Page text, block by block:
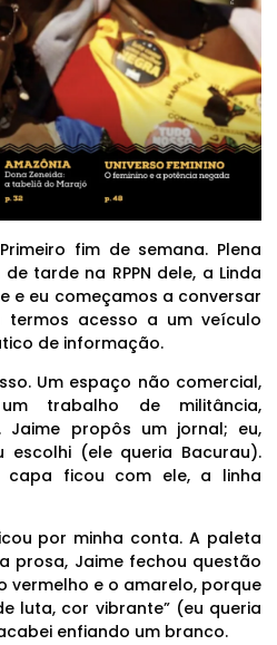
fim de semana. Plena
tarde na RPPN dele, a Linda
e eu começamos a conversar
acesso a um veículo
de informação.
Um espaço não comercial,
trabalho de militância,
Jaime propôs um jornal; eu,
escolhi (ele queria Bacurau).
capa ficou com ele, a linha
por minha conta. A paleta
prosa, Jaime fechou questão
vermelho e o amarelo, porque
luta, cor vibrante” (eu queria
enfiando um branco.